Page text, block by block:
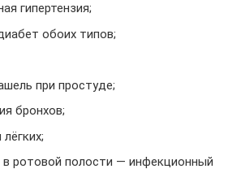
гипертензия;
обоих типов;
при простуде;
бронхов;
в ротовой полости — инфекционный